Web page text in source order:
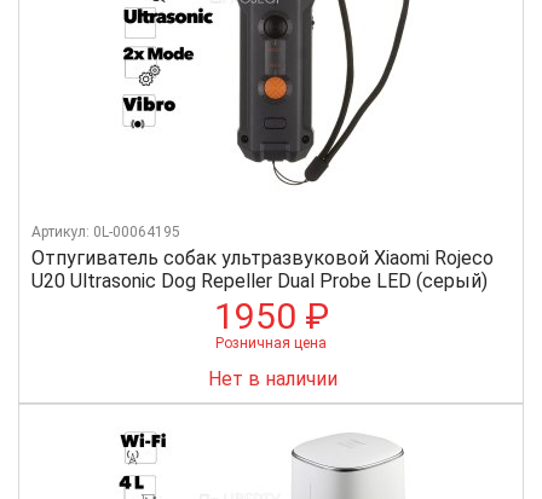
Отпугиватель собак ультразвуковой Xiaomi Rojeco
U20 Ultrasonic Dog Repeller Dual Probe LED (серый)
Артикул: 0L-00064195
1950 ₽
Розничная цена
Нет в наличии